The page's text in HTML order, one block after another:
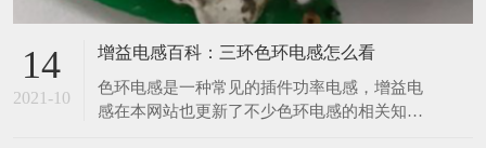
14
2021-10
增益电感百科：三环色环电感怎么看
​色环电感是一种常见的插件功率电感，增益电
感在本网站也更新了不少色环电感的相关知